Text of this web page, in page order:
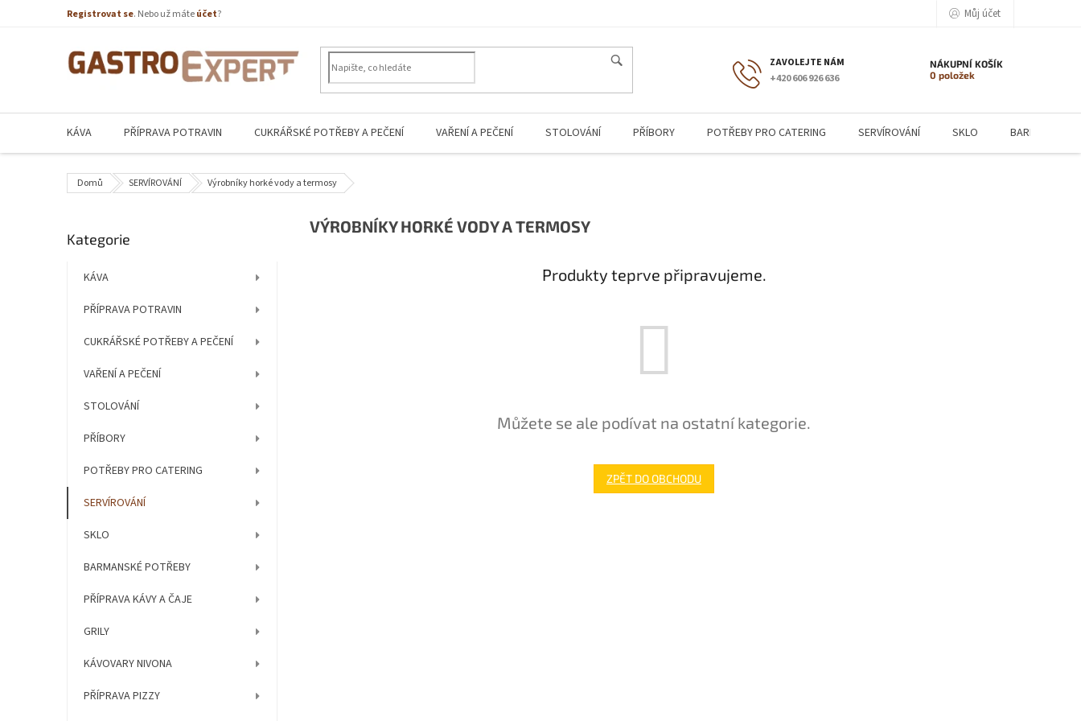
Registrovat se. Nebo už máteúčet? Můj účet
+420 606 926 636
NÁKUPNÍ KOŠÍK
0 položek
KÁVA PŘÍPRAVA POTRAVIN CUKRÁŘSKÉ POTŘEBY A PEČENÍ VAŘENÍ A PEČENÍ STOLOVÁNÍ PŘÍBORY POTŘEBY PRO CATERING SERVÍROVÁNÍ SKLO BARMANSKÉ
Domů SERVÍROVÁNÍ Výrobníky horké vody a termosy
o
Přeskočit
Kategorie
KÁVA
PŘÍPRAVA POTRAVIN
CUKRÁŘSKÉ POTŘEBY A PEČENÍ
VAŘENÍ A PEČENÍ
STOLOVÁNÍ
PŘÍBORY
POTŘEBY PRO CATERING
SERVÍROVÁNÍ
SKLO
BARMANSKÉ POTŘEBY
PŘÍPRAVA KÁVY A ČAJE
GRILY
KÁVOVARY NIVONA
PŘÍPRAVA PIZZY
VÝROBNÍKY HORKÉ VODY A TERMOSY
Produkty teprve připravujeme.
Můžete se ale podívat na ostatní kategorie.
ZPĚT DO OBCHODU